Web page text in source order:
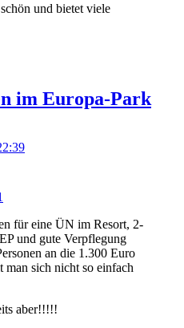
und bietet viele
im Europa-Park
für eine ÜN im Resort, 2-
und gute Verpflegung
an die 1.300 Euro
man sich nicht so einfach
aber!!!!!